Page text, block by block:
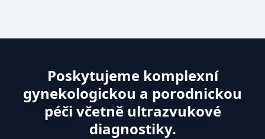
Poskytujeme komplexní
gynekologickou a porodnickou
péči včetně ultrazvukové
diagnostiky.